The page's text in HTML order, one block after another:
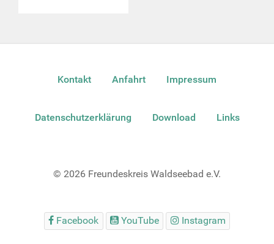
Kontakt Anfahrt Impressum
Datenschutzerklärung Download Links
© 2026 Freundeskreis Waldseebad e.V.
Facebook YouTube Instagram